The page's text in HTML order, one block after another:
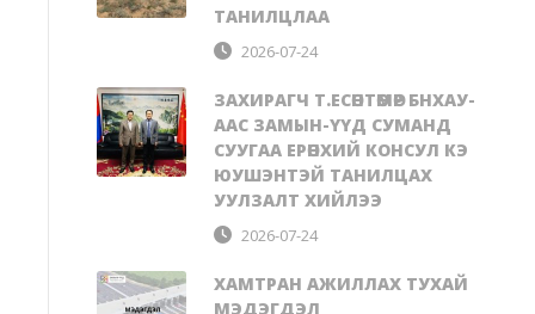
ТАНИЛЦЛАА
2026-07-24
ЗАХИРАГЧ Т.ЕСӨНТӨМӨР БНХАУ-
ААС ЗАМЫН-ҮҮД СУМАНД
СУУГАА ЕРӨНХИЙ КОНСУЛ КЭ
ЮУШЭНТЭЙ ТАНИЛЦАХ
УУЛЗАЛТ ХИЙЛЭЭ
2026-07-24
ХАМТРАН АЖИЛЛАХ ТУХАЙ
МЭДЭГДЭЛ